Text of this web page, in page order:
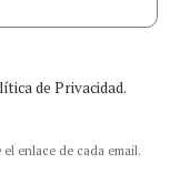
de Privacidad.
enlace de cada email.